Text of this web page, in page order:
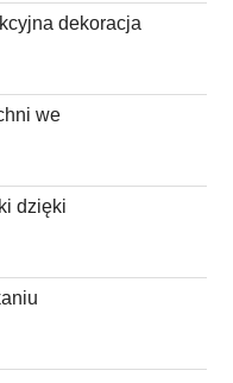
dekoracja
we
dzięki